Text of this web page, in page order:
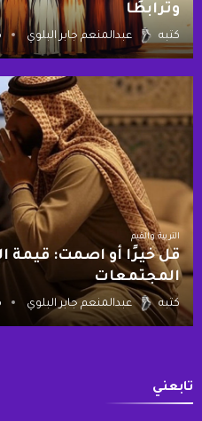
وترابطًا
كتبه عبدالمنعم جابر البلوي
التربية والقيم
قل خيرًا أو اصمت: قيمة
المجتمعات
كتبه عبدالمنعم جابر البلوي
تابعني